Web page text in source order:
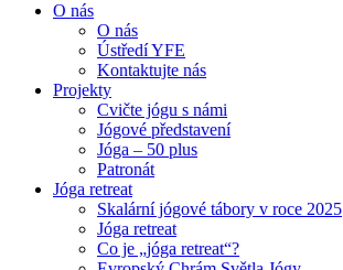
O nás
O nás
Ústředí YFE
Kontaktujte nás
Projekty
Cvičte jógu s námi
Jógové představení
Jóga – 50 plus
Patronát
Jóga retreat
Skalární jógové tábory v roce 2025
Jóga retreat
Co je „jóga retreat“?